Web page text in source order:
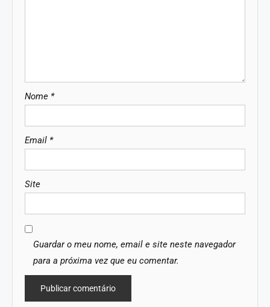
Nome *
Email *
Site
Guardar o meu nome, email e site neste navegador
para a próxima vez que eu comentar.